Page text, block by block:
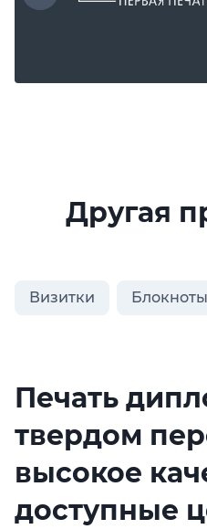
Другая
Визитки Блокноты
Печать
твердом
высокое
доступные